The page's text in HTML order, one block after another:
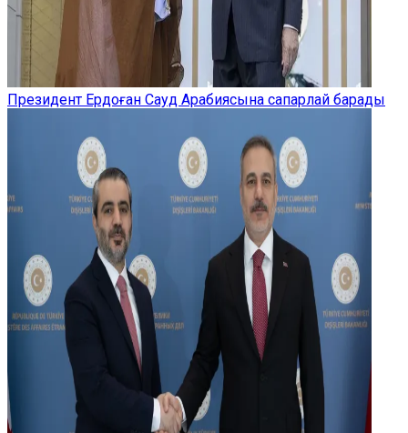
Президент Ердоған Сауд Арабиясына сапарлай барады